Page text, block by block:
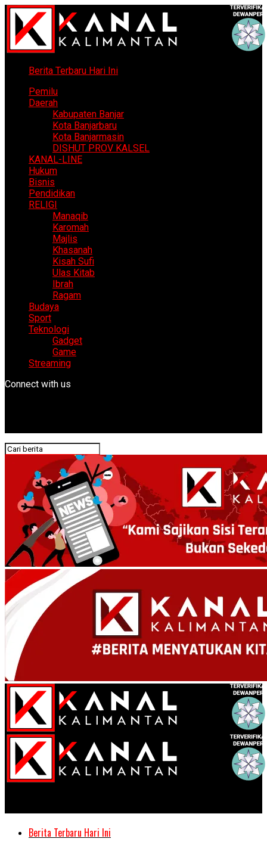
Berita Terbaru Hari Ini
Pemilu
Daerah
Kabupaten Banjar
Kota Banjarbaru
Kota Banjarmasin
DISHUT PROV KALSEL
KANAL-LINE
Hukum
Bisnis
Pendidikan
RELIGI
Manaqib
Karomah
Majlis
Khasanah
Kisah Sufi
Ulas Kitab
Ibrah
Ragam
Budaya
Sport
Teknologi
Gadget
Game
Streaming
Connect with us
Berita Terbaru Hari Ini